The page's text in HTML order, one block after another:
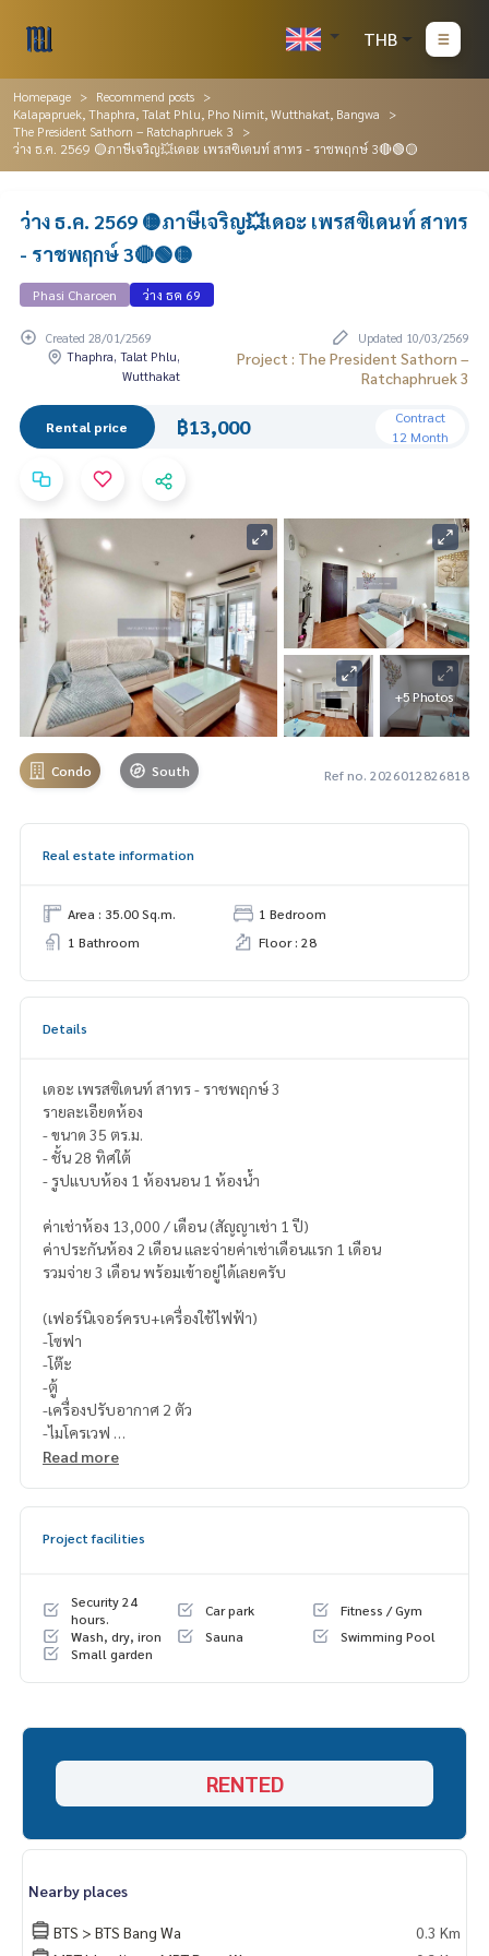
THB
Homepage
Recommend posts
Kalapapruek, Thaphra, Talat Phlu, Pho Nimit, Wutthakat, Bangwa
The President Sathorn – Ratchaphruek 3
ว่าง ธ.ค. 2569 🟡ภาษีเจริญ💥เดอะ เพรสซิเดนท์ สาทร - ราชพฤกษ์ 3🔴🟢🟡
ว่าง ธ.ค. 2569 🟡ภาษีเจริญ💥เดอะ เพรสซิเดนท์ สาทร
- ราชพฤกษ์ 3🔴🟢🟡
Phasi Charoen ว่าง ธค 69
Created 28/01/2569
Updated 10/03/2569
Thaphra, Talat Phlu,
Wutthakat
Project : The President Sathorn –
Ratchaphruek 3
Rental price ฿13,000
Contract
12 Month
+5 Photos
Condo South Ref no. 2026012826818
Real estate information
Area : 35.00 Sq.m.
1 Bedroom
1 Bathroom
Floor : 28
Details
เดอะ เพรสซิเดนท์ สาทร - ราชพฤกษ์ 3
รายละเอียดห้อง
- ขนาด 35 ตร.ม.
- ชั้น 28 ทิศใต้
- รูปแบบห้อง 1 ห้องนอน 1 ห้องน้ำ
ค่าเช่าห้อง 13,000 / เดือน (สัญญาเช่า 1 ปี)
ค่าประกันห้อง 2 เดือน และจ่ายค่าเช่าเดือนแรก 1 เดือน
รวมจ่าย 3 เดือน พร้อมเข้าอยู่ได้เลยครับ
(เฟอร์นิเจอร์ครบ+เครื่องใช้ไฟฟ้า)
-โซฟา
-โต๊ะ
-ตู้
-เครื่องปรับอากาศ 2 ตัว
-ไมโครเวฟ
-เตาไฟฟ้า
Read more
Project facilities
Security 24
hours.
Car park
Fitness / Gym
Wash, dry, iron
Sauna
Swimming Pool
Small garden
RENTED
Nearby places
BTS > BTS Bang Wa
0.3 Km